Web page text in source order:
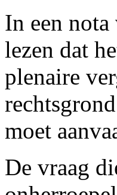
In een
lezen dat
plenaire
moet
De vraag